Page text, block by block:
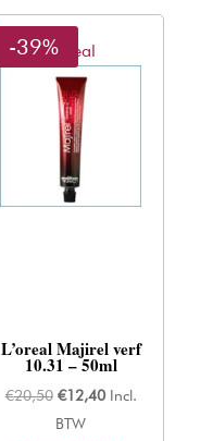
L'oreal
-39%
L’oreal Majirel verf
10.31 – 50ml
€20,50 Oorspronkelijke
prijs
€12,40Huidige
Incl.
BTW